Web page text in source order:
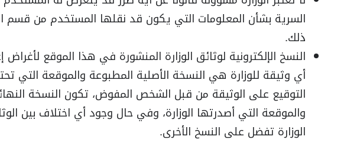
السرية بشأن المعلومات التي يكون قد نقلها المستخدم من قسم
ذلك.
النسخ الإلكترونية لوثائق الوزارة المنشورة في هذا الموقع
أي وثيقة للوزارة هي النسخة الأصلية المطبوعة والموقعة التي
التوقيع على الوثيقة من قبل الشخص المفوض، تكون النسخة
والموقعة التي أصدرتها الوزارة، وفي حال وجود أي اختلاف بين
الوزارة تفضل على النسخ الأخرى.